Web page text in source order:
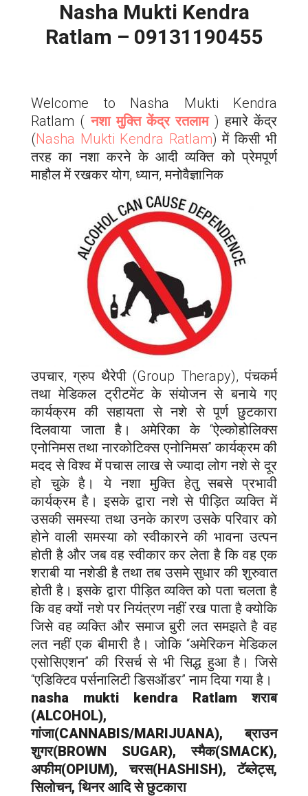
Nasha Mukti Kendra
Ratlam – 09131190455
Welcome to Nasha Mukti Kendra
Ratlam (नशा मुक्ति केंद्र रतलाम ) हमारे केंद्र
(Nasha Mukti Kendra Ratlam) में किसी भी
तरह का नशा करने के आदी व्यक्ति को प्रेमपूर्ण
माहौल में रखकर योग, ध्यान, मनोवैज्ञानिक
उपचार, ग्रुप थैरेपी (Group Therapy), पंचकर्म
तथा मेडिकल ट्रीटमेंट के संयोजन से बनाये गए
कार्यक्रम की सहायता से नशे से पूर्ण छुटकारा
दिलवाया जाता है। अमेरिका के “ऐल्कोहोलिक्स
एनोनिमस तथा नारकोटिक्स एनोनिमस” कार्यक्रम की
मदद से विश्व में पचास लाख से ज्यादा लोग नशे से दूर
हो चुके है। ये नशा मुक्ति हेतु सबसे प्रभावी
कार्यक्रम है। इसके द्वारा नशे से पीड़ित व्यक्ति में
उसकी समस्या तथा उनके कारण उसके परिवार को
होने वाली समस्या को स्वीकारने की भावना उत्पन
होती है और जब वह स्वीकार कर लेता है कि वह एक
शराबी या नशेडी है तथा तब उसमे सुधार की शुरुवात
होती है। इसके द्वारा पीड़ित व्यक्ति को पता चलता है
कि वह क्यों नशे पर नियंत्रण नहीं रख पाता है क्योकि
जिसे वह व्यक्ति और समाज बुरी लत समझते है वह
लत नहीं एक बीमारी है। जोकि “अमेरिकन मेडिकल
एसोसिएशन” की रिसर्च से भी सिद्ध हुआ है। जिसे
“एडिक्टिव पर्सनालिटी डिसऑडर” नाम दिया गया है।
nasha mukti kendra Ratlamशराब
(ALCOHOL),
गांजा(CANNABIS/MARIJUANA), ब्राउन
शुगर(BROWN SUGAR), स्मैक(SMACK),
अफीम(OPIUM), चरस(HASHISH), टॅब्लेट्स,
सिलोचन, थिनर आदि से छुटकारा